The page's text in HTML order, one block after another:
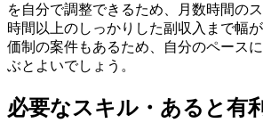
を自分で調整できるため、月数時間の
時間以上のしっかりした副収入まで幅
価制の案件もあるため、自分のペース
ぶとよいでしょう。
必要なスキル・あると有